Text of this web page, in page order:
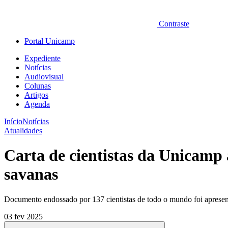
Contraste
Portal Unicamp
Expediente
Notícias
Audiovisual
Colunas
Artigos
Agenda
InícioNotícias
Atualidades
Carta de cientistas da Unicamp
savanas
Documento endossado por 137 cientistas de todo o mundo foi
03 fev 2025